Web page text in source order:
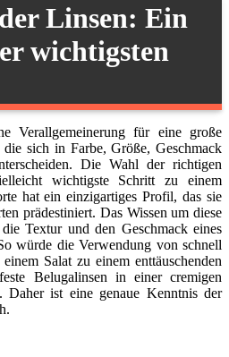
Linsen: Ein
wichtigsten
Verallgemeinerung für eine große
sich in Farbe, Größe, Geschmack
Die Wahl der richtigen
wichtigste Schritt zu einem
hat ein einzigartiges Profil, das sie
prädestiniert. Das Wissen um diese
Textur und den Geschmack eines
würde die Verwendung von schnell
Salat zu einem enttäuschenden
Belugalinsen in einer cremigen
Daher ist eine genaue Kenntnis der